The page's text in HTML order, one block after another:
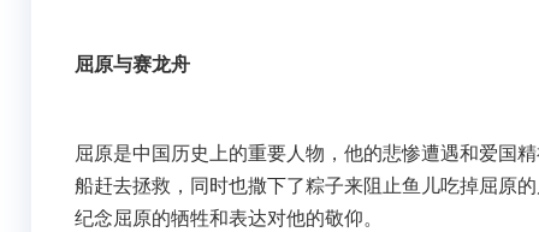
屈原与赛龙舟
屈原是中国历史上的重要人物，他的悲惨遭遇和爱国
船赶去拯救，同时也撒下了粽子来阻止鱼儿吃掉屈原
纪念屈原的牺牲和表达对他的敬仰。